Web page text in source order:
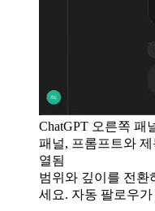
ChatGPT 오른쪽 패
패널, 프롬프트와
열됨
범위와 깊이를 전환
세요. 자동 팔로우